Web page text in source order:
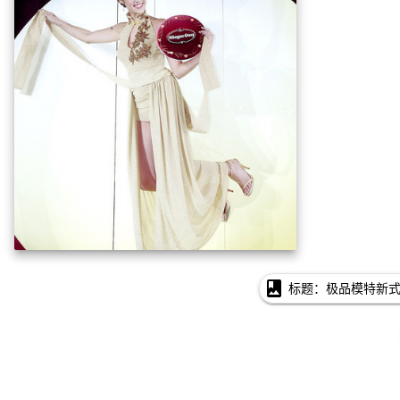
photo_album 标题：极品模特新